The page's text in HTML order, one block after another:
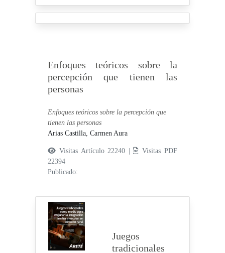
Enfoques teóricos sobre la
percepción que tienen las
personas
Enfoques teóricos sobre la percepción que
tienen las personas
Arias Castilla, Carmen Aura
Visitas Artículo 22240 |
Visitas PDF
22394
Publicado:
Juegos
tradicionales